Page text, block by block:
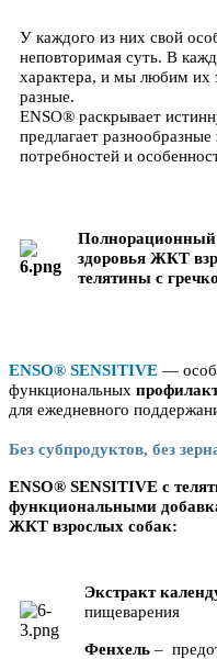
У каждого из них свой
неповторимая суть. В
характера, и мы любим их
разные.
ENSO® раскрывает
предлагает
потребностей и
здоровья ЖКТ
телятины с
ENSO® SENSITIVE —
функциональных
для ежедневного
Без субпродуктов, без
ENSO® SENSITIVE c
функциональными
ЖКТ взрослых собак:
Экстракт
пищеварения
Фенхель –